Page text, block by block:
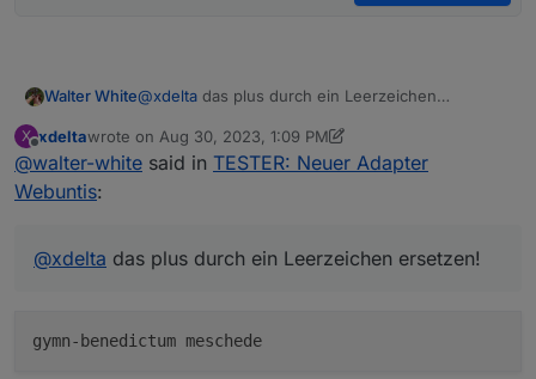
Walter White@xdelta das plus durch ein Leerzeichen
X
Offline
xdeltawrote on Aug 30, 2023, 1:09 PM
last edited by xdeltaAug 30, 2023, 4:15 PM
@walter-white said in TESTER: Neuer Adapter
Webuntis:
@xdelta das plus durch ein Leerzeichen ersetzen!